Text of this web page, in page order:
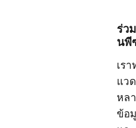
ร่ว
นพี
เร
แว
หล
ข้อ